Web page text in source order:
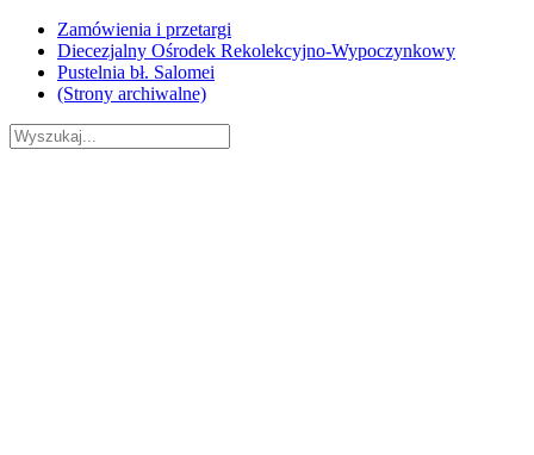
Skip
content
Zamówienia i przetargi
Diecezjalny Ośrodek Rekolekcyjno-Wypoczynkowy
Pustelnia bł. Salomei
(Strony archiwalne)